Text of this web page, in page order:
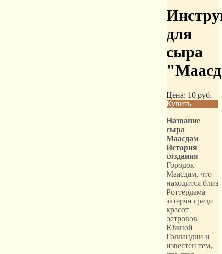
для
сыра
Цена: 10 руб.
Купить
Название
сыра
Маасдам
История
создания
Городок
Маасдам, что
находится близ
Роттердама
затерян среди
красот
островов
Южной
Голландии и
известен тем,